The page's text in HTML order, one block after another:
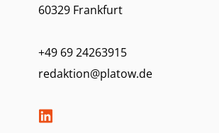
60329 Frankfurt
+49 69 24263915
redaktion@platow.de